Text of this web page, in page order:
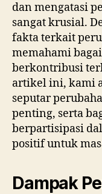
dan mengatasi
sangat krusial.
fakta terkait
memahami
berkontribusi
artikel ini, kami
seputar
penting, serta
berpartisipasi
positif untuk
Dampak